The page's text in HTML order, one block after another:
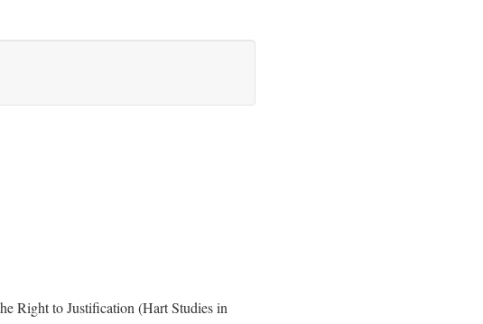
Right to Justification (Hart Studies in